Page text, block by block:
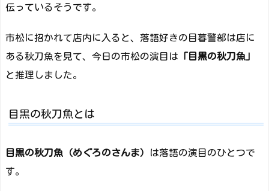
伝っているそうです。
市松に招かれて店内に入ると、落語好きの目暮警部は店に
ある秋刀魚を見て、今日の市松の演目は 「目黒の秋刀魚」
と推理しました。
目黒の秋刀魚とは
目黒の秋刀魚（めぐろのさんま） は落語の演目のひとつで
す。